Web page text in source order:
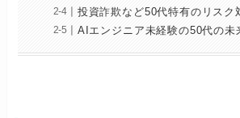
投資詐欺など50代特有のリスク
AIエンジニア未経験の50代の未